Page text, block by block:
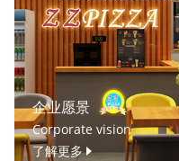
企业愿景
Corporate vision
了解更多